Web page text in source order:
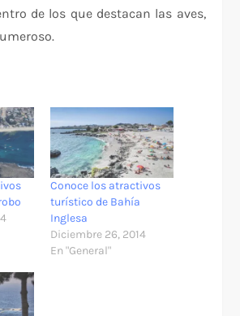
de los que destacan las aves,
Conoce los atractivos
turístico de Bahía
Inglesa
Diciembre 26, 2014
En "General"